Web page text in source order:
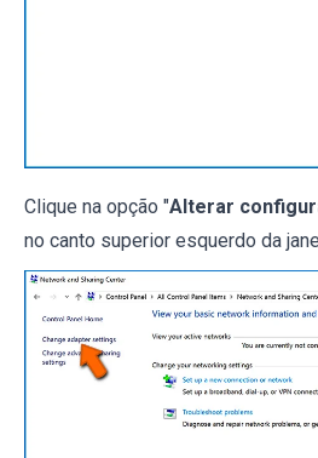
Clique na opção "Alterar
no canto superior esquerdo da